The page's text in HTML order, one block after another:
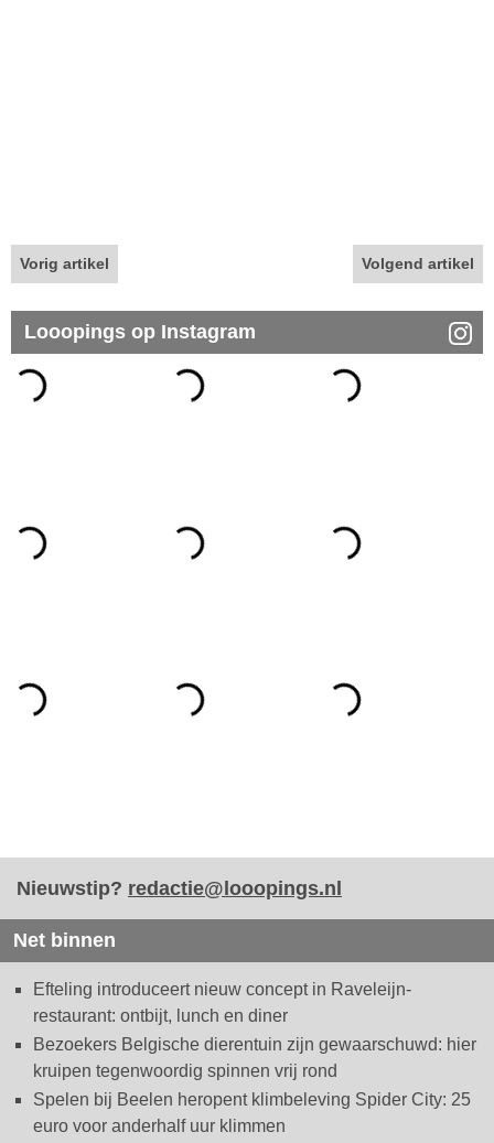
Vorig artikel Volgend artikel
Looopings op Instagram
Nieuwstip? redactie@looopings.nl
Net binnen
Efteling introduceert nieuw concept in Raveleijn-
restaurant: ontbijt, lunch en diner
Bezoekers Belgische dierentuin zijn gewaarschuwd: hier
kruipen tegenwoordig spinnen vrij rond
Spelen bij Beelen heropent klimbeleving Spider City: 25
euro voor anderhalf uur klimmen